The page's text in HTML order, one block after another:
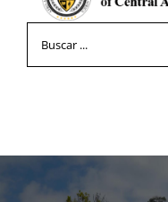
for:
LA UNIVERSIDAD